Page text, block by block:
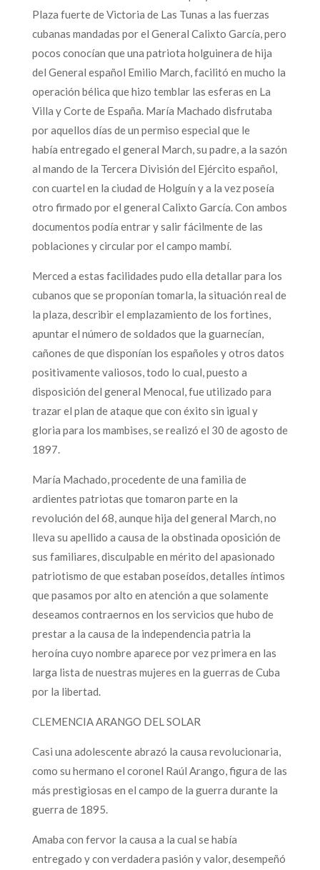
Plaza fuerte de Victoria de Las Tunas a las fuerzas
cubanas mandadas por el General Calixto García, pero
pocos conocían que una patriota holguinera de hija
del General español Emilio March, facilitó en mucho la
operación bélica que hizo temblar las esferas en La
Villa y Corte de España. María Machado disfrutaba
por aquellos días de un permiso especial que le
había entregado el general March, su padre, a la sazón
al mando de la Tercera División del Ejército español,
con cuartel en la ciudad de Holguín y a la vez poseía
otro firmado por el general Calixto García. Con ambos
documentos podía entrar y salir fácilmente de las
poblaciones y circular por el campo mambí.
Merced a estas facilidades pudo ella detallar para los
cubanos que se proponían tomarla, la situación real de
la plaza, describir el emplazamiento de los fortines,
apuntar el número de soldados que la guarnecían,
cañones de que disponían los españoles y otros datos
positivamente valiosos, todo lo cual, puesto a
disposición del general Menocal, fue utilizado para
trazar el plan de ataque que con éxito sin igual y
gloria para los mambises, se realizó el 30 de agosto de
1897.
María Machado, procedente de una familia de
ardientes patriotas que tomaron parte en la
revolución del 68, aunque hija del general March, no
lleva su apellido a causa de la obstinada oposición de
sus familiares, disculpable en mérito del apasionado
patriotismo de que estaban poseídos, detalles íntimos
que pasamos por alto en atención a que solamente
deseamos contraernos en los servicios que hubo de
prestar a la causa de la independencia patria la
heroína cuyo nombre aparece por vez primera en las
larga lista de nuestras mujeres en la guerras de Cuba
por la libertad.
CLEMENCIA ARANGO DEL SOLAR
Casi una adolescente abrazó la causa revolucionaria,
como su hermano el coronel Raúl Arango, figura de las
más prestigiosas en el campo de la guerra durante la
guerra de 1895.
Amaba con fervor la causa a la cual se había
entregado y con verdadera pasión y valor, desempeñó